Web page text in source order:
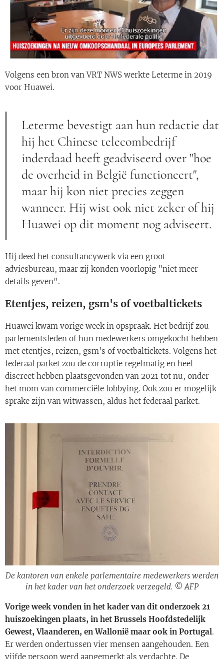
Volgens een bron van VRT NWS werkte Leterme in 2019
voor Huawei.
Leterme bevestigt aan hun redactie dat
hij het Chinese telecombedrijf
inderdaad heeft geadviseerd over "hoe
de overheid in België functioneert",
maar hij kon niet precies zeggen
wanneer. Hij wist ook niet zeker of hij
Huawei op dit moment nog adviseert.
Hij deed het consultancywerk via een groot
adviesbureau, maar zij konden voorlopig "niet meer
details geven".
Etentjes, reizen, gsm's of voetbaltickets
Huawei kwam vorige week in opspraak. Het bedrijf zou
parlementsleden of hun medewerkers omgekocht hebben
met etentjes, reizen, gsm's of voetbaltickets. Volgens het
federaal parket zou de corruptie regelmatig en heel
discreet hebben plaatsgevonden van 2021 tot nu, onder
het mom van commerciële lobbying. Ook zou er mogelijk
sprake zijn van witwassen, aldus het federaal parket.
De kantoren van enkele parlementaire medewerkers werden
in het kader van het onderzoek verzegeld. © AFP
Vorige week vonden in het kader van dit onderzoek 21
huiszoekingen plaats, in het Brussels Hoofdstedelijk
Gewest, Vlaanderen, en Wallonië maar ook in Portugal.
Er werden ondertussen vier mensen aangehouden. Een
vijfde persoon werd aangemerkt als verdachte. De